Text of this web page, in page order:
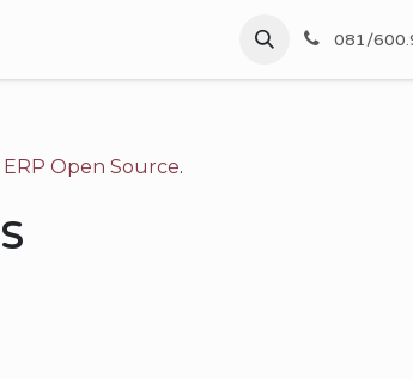
Fleurs décès Fleurs
081/
ERP Open Source.